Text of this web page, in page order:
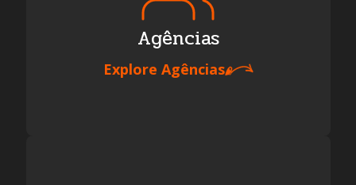
Agências
Explore Agências